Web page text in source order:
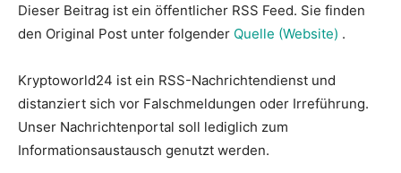
Dieser Beitrag ist ein öffentlicher RSS Feed. Sie finden
den Original Post unter folgender Quelle (Website) .
Kryptoworld24 ist ein RSS-Nachrichtendienst und
distanziert sich vor Falschmeldungen oder Irreführung.
Unser Nachrichtenportal soll lediglich zum
Informationsaustausch genutzt werden.